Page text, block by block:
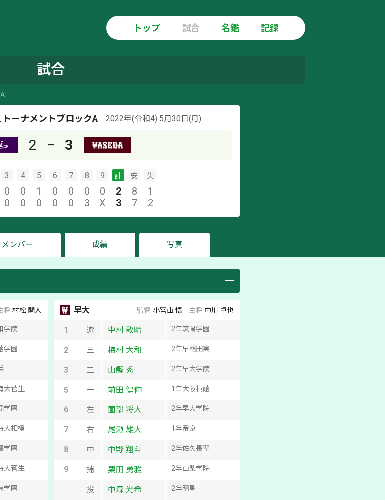
トップ 試合 名鑑 記録
試合
ーナメントブロックA 2022年(令和4) 5月30日(月)
2 − 3
3 4 5 6 7 8 9 計 安 失
0 0 1 0 0 0 0 2 8 1
0 0 0 0 0 3 X 3 7 2
メンバー 成績 写真
将 村松 開人
学院
学園
大菅生
学園
大相模
学園
大菅生
学園
早大 監督 小宮山 悟 主将 中川 卓也
1 遊 中村 敢晴 2年筑陽学園
2 三 梅村 大和 2年早稲田実
3 二 山縣 秀 2年早大学院
5 一 前田 健伸 1 年大阪桐蔭
6 左 薗部 将大 2年早大学院
7 右 尾瀬 雄大 1 年帝京
8 中 中野 翔斗 2年佐久長聖
9 捕 栗田 勇雅 2年山梨学院
投 中森 光希 2年明星